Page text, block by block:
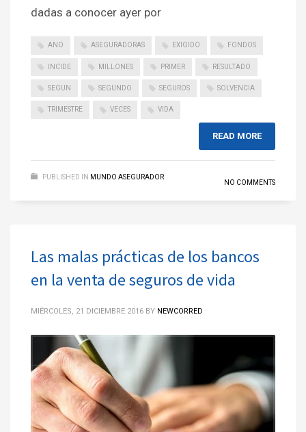
dadas a conocer ayer por
ANO ASEGURADORAS EXIGIDO FONDOS
INCIDE MILLONES PRIMER RESULTADO
SEGUN SEGUNDO SEGUROS SOLVENCIA
TRIMESTRE VECES VIDA
READ MORE
PUBLISHED IN MUNDO ASEGURADOR
NO COMMENTS
Las malas prácticas de los bancos
en la venta de seguros de vida
MIÉRCOLES, 21 DICIEMBRE 2016 BY NEWCORRED